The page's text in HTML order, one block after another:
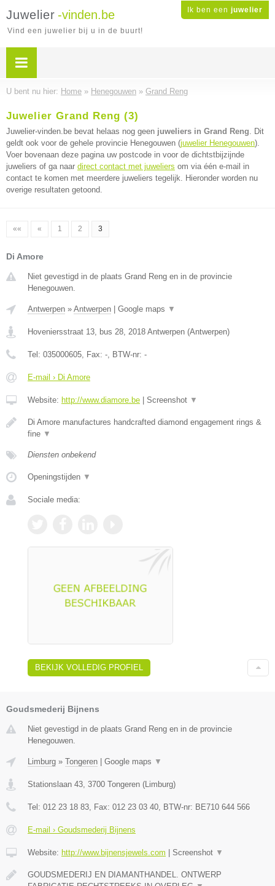
Ik ben een juwelier
Juwelier -vinden.be
Vind een juwelier bij u in de buurt!
U bent nu hier: Home » Henegouwen » Grand Reng
Juwelier Grand Reng (3)
Juwelier-vinden.be bevat helaas nog geen juweliers in Grand Reng. Dit
geldt ook voor de gehele provincie Henegouwen (juwelier Henegouwen).
Voer bovenaan deze pagina uw postcode in voor de dichtstbijzijnde
juweliers of ga naar direct contact met juweliers om via één e-mail in
contact te komen met meerdere juweliers tegelijk. Hieronder worden nu
overige resultaten getoond.
«« « 1 2 3
Di Amore
Niet gevestigd in de plaats Grand Reng en in de provincie
Henegouwen.
Antwerpen » Antwerpen Google maps ▼
Hoveniersstraat 13, bus 28, 2018 Antwerpen (Antwerpen)
Tel: 035000605, Fax: -, BTW-nr: -
E-mail › Di Amore
Website: http://www.diamore.be Screenshot ▼
Di Amore manufactures handcrafted diamond engagement rings &
fine ▼
Diensten onbekend
Openingstijden ▼
Sociale media:
BEKIJK VOLLEDIG PROFIEL
Goudsmederij Bijnens
Niet gevestigd in de plaats Grand Reng en in de provincie
Henegouwen.
Limburg » Tongeren | Google maps ▼
Stationslaan 43 3700 Tongeren (Limburg)
Tel: 012 23 18 83 , Fax: 012 23 03 40 , BTW-nr: BE710 644 566
E-mail › Goudsmederij Bijnens
Website: http://www.bijnensjewels.com | Screenshot ▼
GOUDSMEDERIJ EN DIAMANTHANDEL. ONTWERP